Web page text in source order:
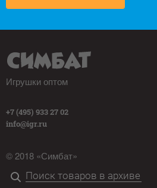
Игрушки оптом
+7 (495) 933 27 02
info@igr.ru
© 2018 «Симбат»